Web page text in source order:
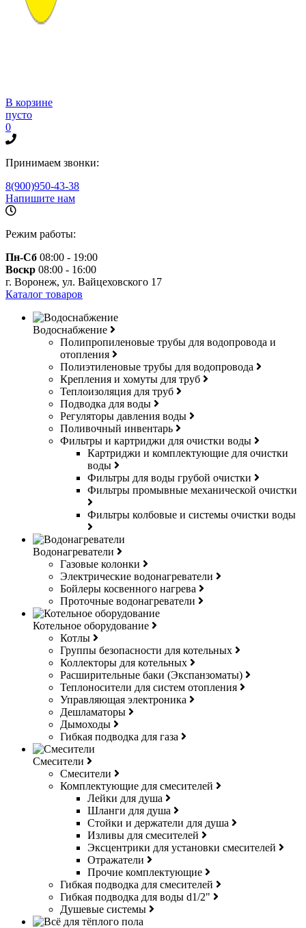
В корзине
пусто
0
Принимаем звонки:
8(900)950-43-38
Напишите нам
Режим работы:
Пн-Сб 08:00 - 19:00
Воскр 08:00 - 16:00
г. Воронеж, ул. Вайцеховского 17
Каталог товаров
Водоснабжение
Полипропиленовые трубы для водопровода и
отопления
Полиэтиленовые трубы для водопровода
Крепления и хомуты для труб
Теплоизоляция для труб
Подводка для воды
Регуляторы давления воды
Поливочный инвентарь
Фильтры и картриджи для очистки воды
Картриджи и комплектующие для очистки
воды
Фильтры для воды грубой очистки
Фильтры промывные механической очистки
Фильтры колбовые и системы очистки воды
Водонагреватели
Газовые колонки
Электрические водонагреватели
Бойлеры косвенного нагрева
Проточные водонагреватели
Котельное оборудование
Котлы
Группы безопасности для котельных
Коллекторы для котельных
Расширительные баки (Экспанзоматы)
Теплоносители для систем отопления
Управляющая электроника
Дешламаторы
Дымоходы
Гибкая подводка для газа
Смесители
Смесители
Комплектующие для смесителей
Лейки для душа
Шланги для душа
Стойки и держатели для душа
Изливы для смесителей
Эксцентрики для установки смесителей
Отражатели
Прочие комплектующие
Гибкая подводка для смесителей
Гибкая подводка для воды d1/2"
Душевые системы